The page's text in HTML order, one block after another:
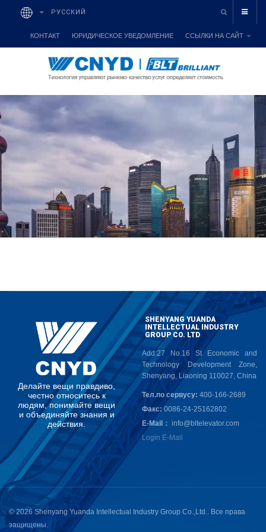
РУССКИЙ
КОНТАКТ ЮРИДИЧЕСКОЕ УВЕДОМЛЕНИЕ ССЫЛКИ НА САЙТ
Делайте вещи правдиво
честно относитесь к
людям, понимайте вещи
и объединяйте знания и
действия.
SHENYANG YUANDA
INTELLECTUAL INDUSTRY
GROUP CO. LTD
Add:27 No.16 St Economic and
Technology Development Zone,
Shenyang, Liaoning 110027, China
Тел.по сервусу: 400-166-2689
Факс:0086-24-25162802
E-Mail： info@bltelevator.com
Login E-Mail
© 2026 Shenyang Yuanda Intellectual Industry Group Co.,Ltd.. Все права
защищены.